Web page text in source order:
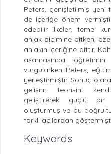
Peters, genişletilmiş
de içeriğe önem
edebilir ilkeler, temel
ahlak biçimine aitken,
ahlakın içeriğine aittir.
aşamasında
vurgularken Peters,
yerleştirmiştir. Sonuç
gelişim teorisini
geliştirerek güçlü bir
oluşturmuş ve bu
farklı açılardan
Keywords